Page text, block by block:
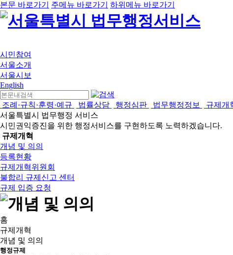
본문 바로가기 주메뉴 바로가기 하위메뉴 바로가기
시민참여
서울소개
서울시보
English
조례·규칙·훈령·예규 법률상담 행정심판 법무행정정보 규제개
서울특별시 법무행정 서비스
시민권익증진을 위한 행정서비스를 구현하도록 노력하겠습니다.
규제개혁
개념 및 의의
등록현황
규제개혁위원회
불합리 규제신고 센터
규제 입증 요청
홈
규제개혁
개념 및 의의
행정규제